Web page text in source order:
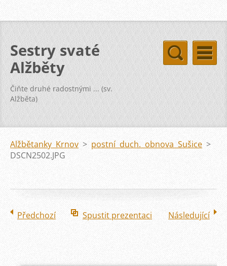
Sestry svaté
Alžběty
Čiňte druhé radostnými ... (sv.
Alžběta)
Alžbětanky Krnov > postní duch. obnova Sušice >
DSCN2502.JPG
Předchozí Spustit prezentaci Následující